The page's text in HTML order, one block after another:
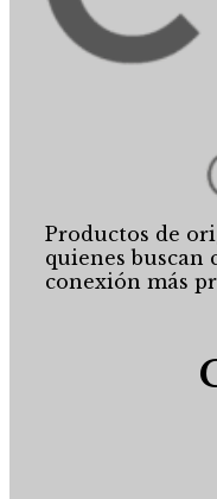
Productos de
quienes
conexión más